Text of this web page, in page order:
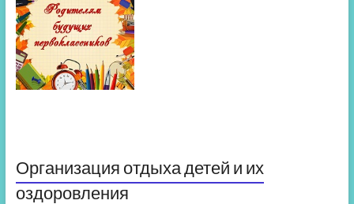
Организация отдыха детей и их
оздоровления